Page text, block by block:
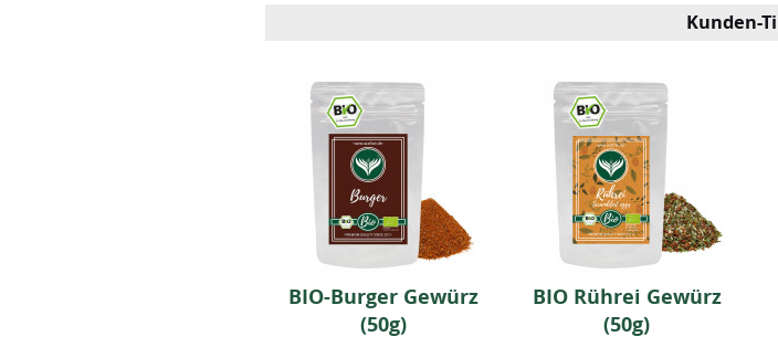
Kunden-
BIO-Burger Gewürz
(50g)
BIO Rührei Gewürz
(50g)